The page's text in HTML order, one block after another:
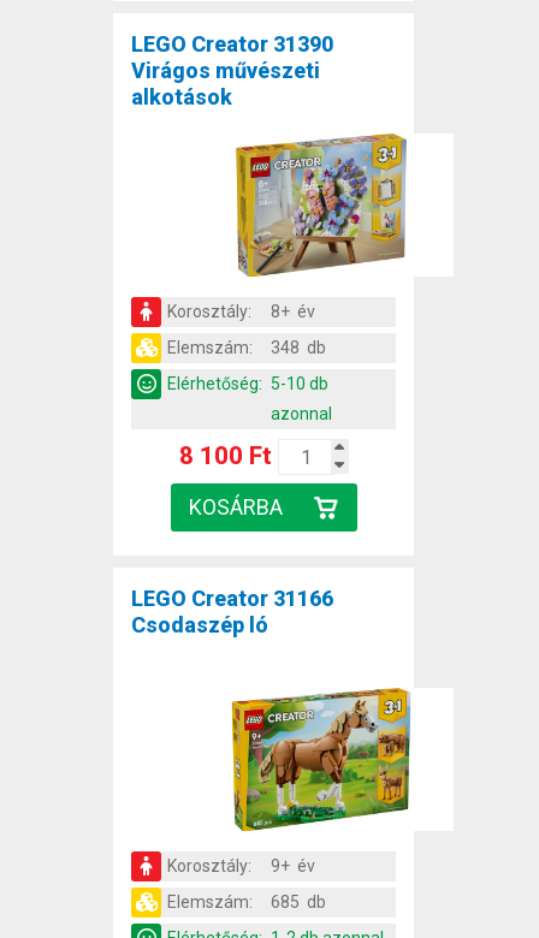
LEGO Creator 31390
Virágos művészeti
alkotások
Korosztály:
8+ év
Elemszám:
348 db
Elérhetőség: 5-10 db
azonnal
8 100 Ft
LEGO Creator 31166
Csodaszép ló
Korosztály:
9+ év
Elemszám:
685 db